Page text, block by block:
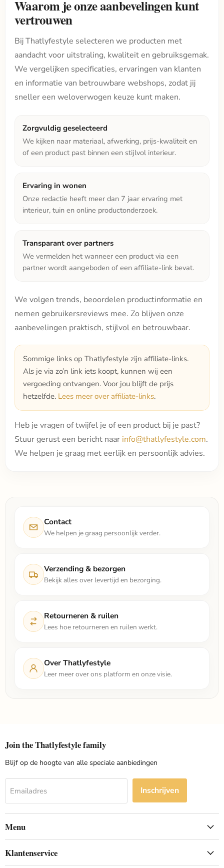
Waarom je onze aanbevelingen kunt
vertrouwen
Bij Thatlyfestyle selecteren we producten met
aandacht voor uitstraling, kwaliteit en gebruiksgemak.
We vergelijken specificaties, ervaringen van klanten
en informatie van betrouwbare webshops, zodat jij
sneller een weloverwogen keuze kunt maken.
Zorgvuldig geselecteerd
We kijken naar materiaal, afwerking, prijs-kwaliteit en
of een product past binnen een stijlvol interieur.
Ervaring in wonen
Onze redactie heeft meer dan 7 jaar ervaring met
interieur, tuin en online productonderzoek.
Transparant over partners
We vermelden het wanneer een product via een
partner wordt aangeboden of een affiliate-link bevat.
We volgen trends, beoordelen productinformatie en
nemen gebruikersreviews mee. Zo blijven onze
aanbevelingen praktisch, stijlvol en betrouwbaar.
Sommige links op Thatlyfestyle zijn affiliate-links.
Als je via zo’n link iets koopt, kunnen wij een
vergoeding ontvangen. Voor jou blijft de prijs
hetzelfde. Lees meer over affiliate-links.
Heb je vragen of twijfel je of een product bij je past?
Stuur gerust een bericht naar info@thatlyfestyle.com.
We helpen je graag met eerlijk en persoonlijk advies.
Contact
We helpen je graag persoonlijk verder.
Verzending & bezorgen
Bekijk alles over levertijd en bezorging.
Retourneren & ruilen
Lees hoe retourneren en ruilen werkt.
Over Thatlyfestyle
Leer meer over ons platform en onze visie.
Join the Thatlyfestyle family
Blijf op de hoogte van alle speciale aanbiedingen
Emailadres Inschrijven
Menu
Klantenservice